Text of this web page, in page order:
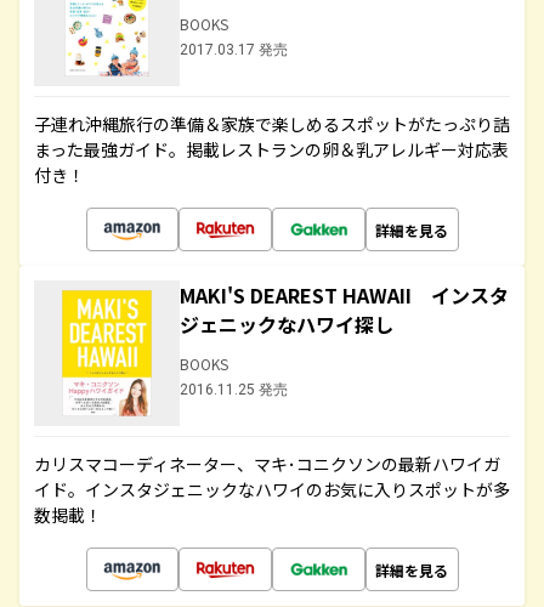
BOOKS
2017.03.17 発売
子連れ沖縄旅行の準備＆家族で楽しめるスポットがたっぷり詰
まった最強ガイド。掲載レストランの卵＆乳アレルギー対応表
付き！
詳細を見る
MAKI'S DEAREST HAWAII インスタ
ジェニックなハワイ探し
BOOKS
2016.11.25 発売
カリスマコーディネーター、マキ･コニクソンの最新ハワイガ
イド。インスタジェニックなハワイのお気に入りスポットが多
数掲載！
詳細を見る